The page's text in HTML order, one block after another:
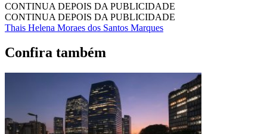
CONTINUA DEPOIS DA PUBLICIDADE
CONTINUA DEPOIS DA PUBLICIDADE
Thais Helena Moraes dos Santos Marques
Confira também